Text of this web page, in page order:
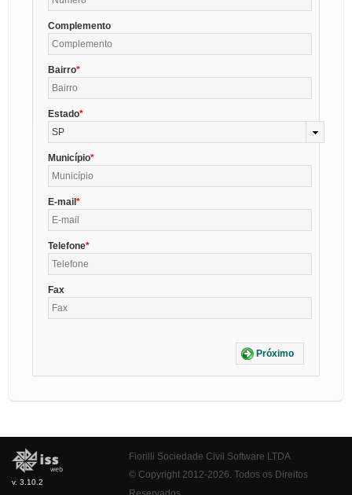
Complemento
Bairro
Estado
SP
Município
E-mail
Telefone
Fax
Próximo
v. 3.10.2
Fiorilli Sociedade Civil Software LTDA
© Copyright 2012-2026. Todos os Direitos